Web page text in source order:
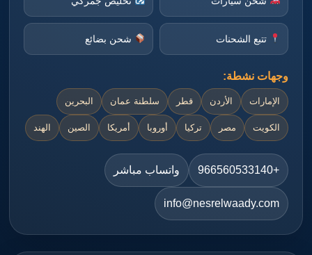
تتبع الشحنات شحن بضائع
وجهات نشطة:
الإمارات الأردن قطر سلطنة عمان البحرين
الكويت مصر تركيا أوروبا أمريكا الصين الهند
+966560533140 واتساب مباشر
info@nesrelwaady.com